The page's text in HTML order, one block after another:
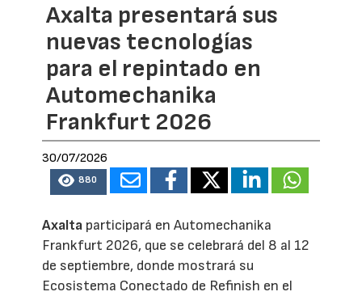
Axalta presentará sus
nuevas tecnologías
para el repintado en
Automechanika
Frankfurt 2026
30/07/2026
880
Axalta participará en Automechanika
Frankfurt 2026, que se celebrará del 8 al 12
de septiembre, donde mostrará su
Ecosistema Conectado de Refinish en el